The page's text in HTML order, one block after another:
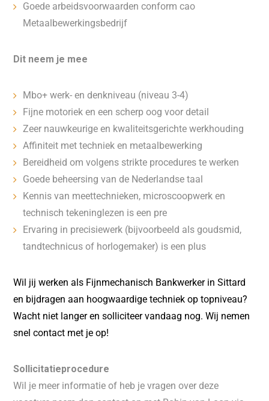
Goede arbeidsvoorwaarden conform cao
Metaalbewerkingsbedrijf
Dit neem je mee
Mbo+ werk- en denkniveau (niveau 3-4)
Fijne motoriek en een scherp oog voor detail
Zeer nauwkeurige en kwaliteitsgerichte werkhouding
Affiniteit met techniek en metaalbewerking
Bereidheid om volgens strikte procedures te werken
Goede beheersing van de Nederlandse taal
Kennis van meettechnieken, microscoopwerk en
technisch tekeninglezen is een pre
Ervaring in precisiewerk (bijvoorbeeld als goudsmid,
tandtechnicus of horlogemaker) is een plus
Wil jij werken als Fijnmechanisch Bankwerker in Sittard
en bijdragen aan hoogwaardige techniek op topniveau?
Wacht niet langer en solliciteer vandaag nog. Wij nemen
snel contact met je op!
Sollicitatieprocedure
Wil je meer informatie of heb je vragen over deze